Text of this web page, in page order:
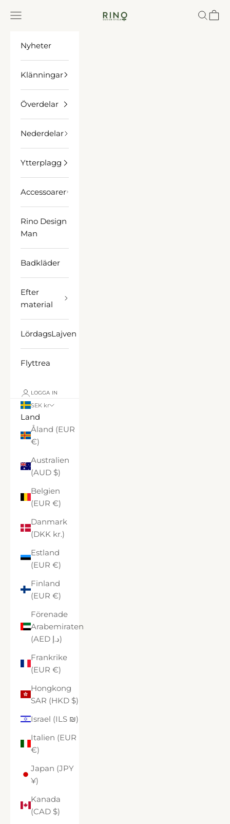
Rino Design Sthlm
Meny Sök
Nyheter
Klänningar
Överdelar
Nederdelar
Ytterplagg
Accessoarer
Rino Design
Man
Badkläder
Efter
material
LördagsLajven
Flyttrea
LOGGA IN
SEK kr
Land
Åland (EUR
€)
Australien
(AUD $)
Belgien
(EUR €)
Danmark
(DKK kr.)
Estland
(EUR €)
Finland
(EUR €)
Förenade
Arabemiraten
(AED د.إ)
Frankrike
(EUR €)
Hongkong
SAR (HKD $)
Israel (ILS ₪)
Italien (EUR
€)
Japan (JPY
¥)
Kanada
(CAD $)